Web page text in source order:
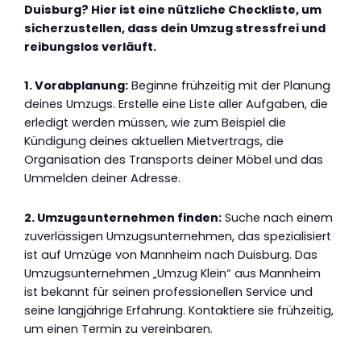
Duisburg? Hier ist eine nützliche Checkliste, um
sicherzustellen, dass dein Umzug stressfrei und
reibungslos verläuft.
1. Vorabplanung: Beginne frühzeitig mit der Planung
deines Umzugs. Erstelle eine Liste aller Aufgaben, die
erledigt werden müssen, wie zum Beispiel die
Kündigung deines aktuellen Mietvertrags, die
Organisation des Transports deiner Möbel und das
Ummelden deiner Adresse.
2. Umzugsunternehmen finden: Suche nach einem
zuverlässigen Umzugsunternehmen, das spezialisiert
ist auf Umzüge von Mannheim nach Duisburg. Das
Umzugsunternehmen „Umzug Klein“ aus Mannheim
ist bekannt für seinen professionellen Service und
seine langjährige Erfahrung. Kontaktiere sie frühzeitig,
um einen Termin zu vereinbaren.